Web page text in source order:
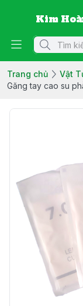
Kim
Trang chủ Vật
Găng tay cao su